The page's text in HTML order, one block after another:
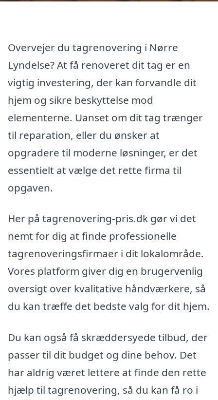
Overvejer du tagrenovering i Nørre
Lyndelse? At få renoveret dit tag er en
vigtig investering, der kan forvandle dit
hjem og sikre beskyttelse mod
elementerne. Uanset om dit tag trænger
til reparation, eller du ønsker at
opgradere til moderne løsninger, er det
essentielt at vælge det rette firma til
opgaven.
Her på tagrenovering-pris.dk gør vi det
nemt for dig at finde professionelle
tagrenoveringsfirmaer i dit lokalområde.
Vores platform giver dig en brugervenlig
oversigt over kvalitative håndværkere, så
du kan træffe det bedste valg for dit hjem.
Du kan også få skræddersyede tilbud, der
passer til dit budget og dine behov. Det
har aldrig været lettere at finde den rette
hjælp til tagrenovering, så du kan få ro i